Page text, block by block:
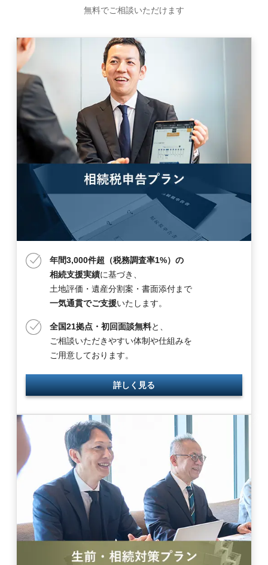
無料でご相談いただけます
年間3,000件超（税務調査率1%）の
相続支援実績に基づき、
土地評価・遺産分割案・書面添付まで
一気通貫でご支援いたします。
全国21拠点・初回面談無料と、
ご相談いただきやすい体制や仕組みを
ご用意しております。
詳しく見る